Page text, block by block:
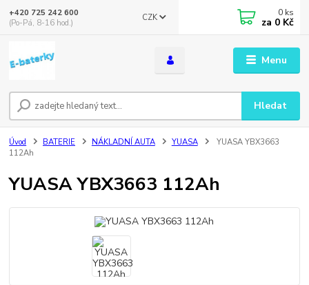
Menu
CZK
Hledat
+420 725 242 600
(Po-Pá, 8-16 hod.)
0 ks
za 0 Kč
Úvod BATERIE NÁKLADNÍ AUTA YUASA
YUASA YBX3663
112Ah
YUASA YBX3663 112Ah